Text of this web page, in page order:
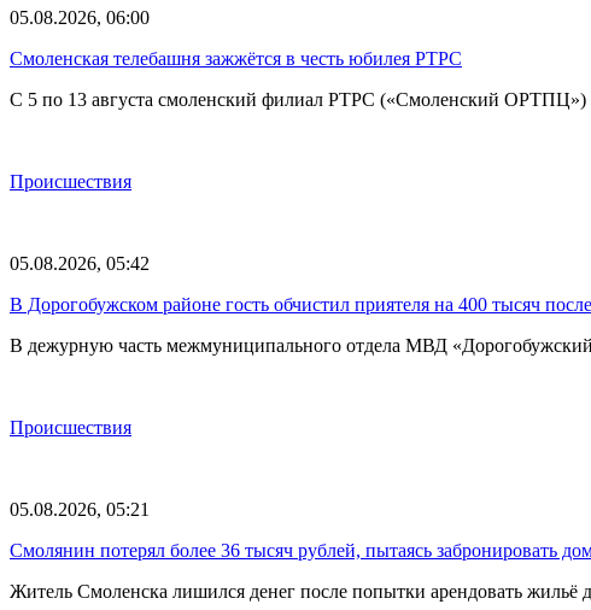
05.08.2026, 06:00
Смоленская телебашня зажжётся в честь юбилея РТРС
С 5 по 13 августа смоленский филиал РТРС («Смоленский ОРТПЦ»)
Происшествия
05.08.2026, 05:42
В Дорогобужском районе гость обчистил приятеля на 400 тысяч
В дежурную часть межмуниципального отдела МВД
Происшествия
05.08.2026, 05:21
Смолянин потерял более 36 тысяч рублей, пытаясь забронировать
Житель Смоленска лишился денег после попытки арендовать